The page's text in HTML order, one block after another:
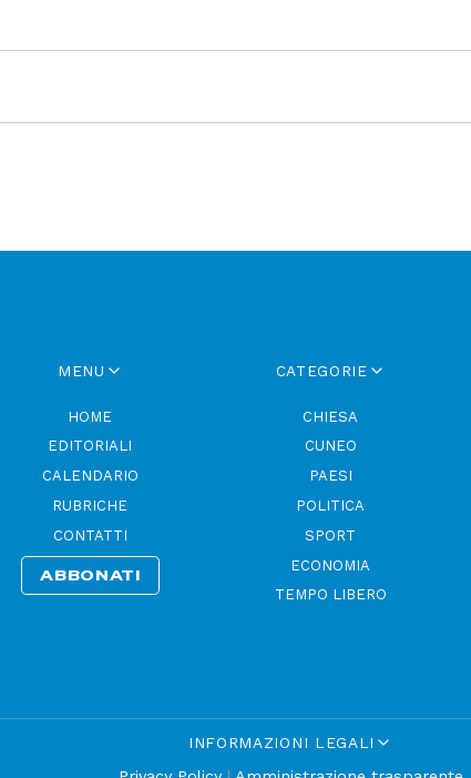
MENU
HOME
EDITORIALI
CALENDARIO
RUBRICHE
CONTATTI
ABBONATI
CATEGORIE
CHIESA
CUNEO
PAESI
POLITICA
SPORT
ECONOMIA
TEMPO LIBERO
INFORMAZIONI LEGALI